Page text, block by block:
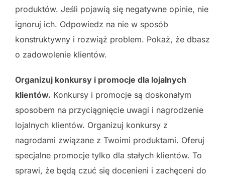
produktów. Jeśli pojawią się negatywne opinie, nie
ignoruj ich. Odpowiedz na nie w sposób
konstruktywny i rozwiąż problem. Pokaż, że dbasz
o zadowolenie klientów.
Organizuj konkursy i promocje dla lojalnych
klientów. Konkursy i promocje są doskonałym
sposobem na przyciągnięcie uwagi i nagrodzenie
lojalnych klientów. Organizuj konkursy z
nagrodami związane z Twoimi produktami. Oferuj
specjalne promocje tylko dla stałych klientów. To
sprawi, że będą czuć się docenieni i zachęceni do